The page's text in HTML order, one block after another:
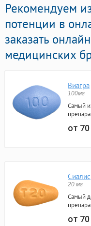
Рекомендуем
потенции в
заказать
медицинских
Виагра
100мг
Самый
от 70
Сиалис
20 мг
Самый
от 70